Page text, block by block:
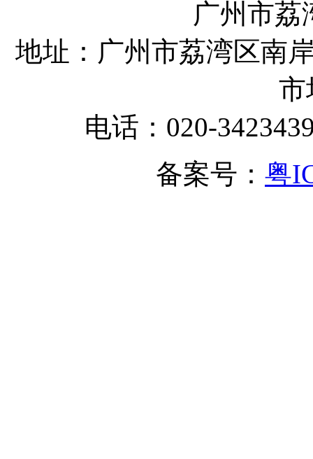
广州市荔
地址：广州市荔湾区南
市
电话：020-
备案号： 粤